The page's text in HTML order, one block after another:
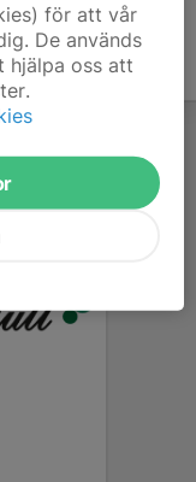
för att vår
De används
hjälpa oss att